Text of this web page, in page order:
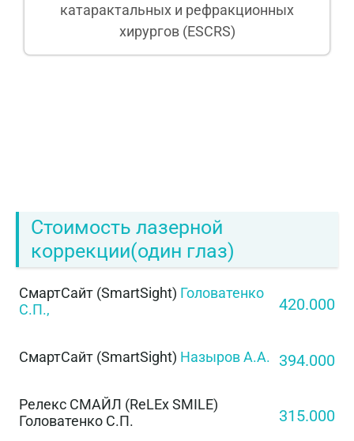
катарактальных и рефракционных
хирургов (ESCRS)
Стоимость лазерной
коррекции(один глаз)
СмартСайт (SmartSight) Головатенко
С.П.,
420.000
СмартСайт (SmartSight) Назыров А.А. 394.000
Релекс СМАЙЛ (ReLEx SMILE)
Головатенко С.П.
315.000